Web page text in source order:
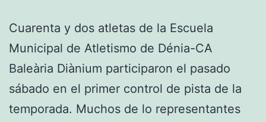
Cuarenta y dos atletas de la Escuela
Municipal de Atletismo de Dénia-CA
Baleària Diànium participaron el pasado
sábado en el primer control de pista de la
temporada. Muchos de lo representantes